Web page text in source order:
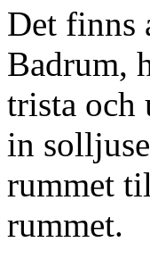
Det finns
Badrum,
trista och
in
rummet
rummet.